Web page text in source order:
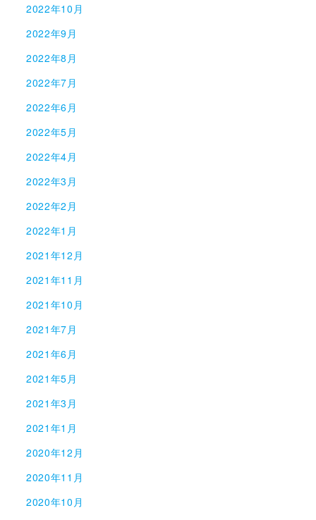
2022年10月
2022年9月
2022年8月
2022年7月
2022年6月
2022年5月
2022年4月
2022年3月
2022年2月
2022年1月
2021年12月
2021年11月
2021年10月
2021年7月
2021年6月
2021年5月
2021年3月
2021年1月
2020年12月
2020年11月
2020年10月